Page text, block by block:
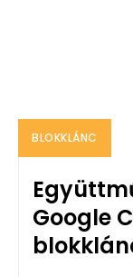
BLOKKLÁNC
Google